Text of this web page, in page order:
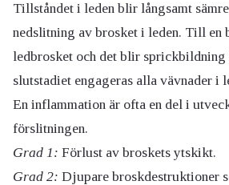
Tillståndet i leden blir långsamt
nedslitning av brosket i leden. Till en
ledbrosket och det blir sprickbildning
slutstadiet engageras alla vävnader i
En inflammation är ofta en del i
förslitningen.
Grad 1: Förlust av broskets ytskikt.
Grad 2: Djupare broskdestruktioner